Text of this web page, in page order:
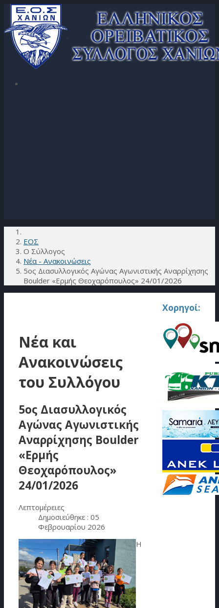
ΕΟΣ
Ο Σύλλογος
Νέα - Ανακοινώσεις
5ος Διασυλλογικός Αγώνας Αγωνιστικής Αναρρίχησης
Boulder «Ερμής Θεοχαρόπουλος» 24/01/2026
Χορηγοί:
Νέα και
Ανακοινώσεις
του Συλλόγου
5ος Διασυλλογικός
Αγώνας Αγωνιστικής
Αναρρίχησης Boulder
«Ερμής
Θεοχαρόπουλος»
24/01/2026
Λεπτομέρειες
Δημοσιεύθηκε : 05
Φεβρουαρίου 2026
Η